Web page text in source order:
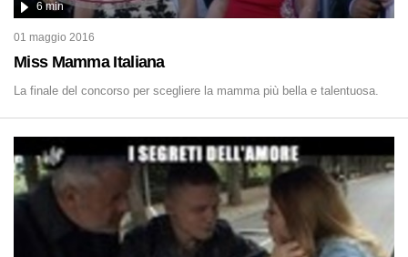
Miss Mamma Italiana
6 min
01 maggio 2016
La finale del concorso per scegliere la mamma più bella e talentuosa.